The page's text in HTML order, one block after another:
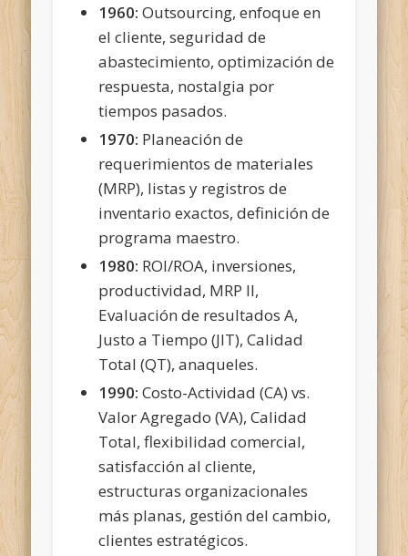
1960: Outsourcing, enfoque en
el cliente, seguridad de
abastecimiento, optimización de
respuesta, nostalgia por
tiempos pasados.
1970: Planeación de
requerimientos de materiales
(MRP), listas y registros de
inventario exactos, definición de
programa maestro.
1980: ROI/ROA, inversiones,
productividad, MRP II,
Evaluación de resultados A,
Justo a Tiempo (JIT), Calidad
Total (QT), anaqueles.
1990: Costo-Actividad (CA) vs.
Valor Agregado (VA), Calidad
Total, flexibilidad comercial,
satisfacción al cliente,
estructuras organizacionales
más planas, gestión del cambio,
clientes estratégicos.